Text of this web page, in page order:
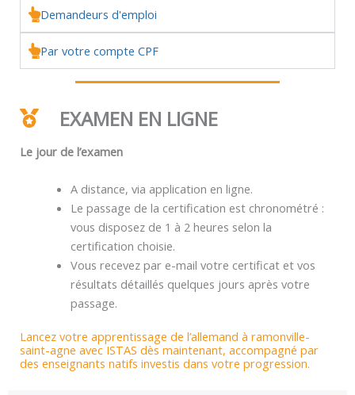
Demandeurs d'emploi
Par votre compte CPF
EXAMEN EN LIGNE
Le jour de l’examen
A distance, via application en ligne.
Le passage de la certification est chronométré :
vous disposez de 1 à 2 heures selon la
certification choisie.
Vous recevez par e-mail votre certificat et vos
résultats détaillés quelques jours après votre
passage.
Lancez votre apprentissage de l’allemand à ramonville-
saint-agne avec ISTAS dès maintenant, accompagné par
des enseignants natifs investis dans votre progression.